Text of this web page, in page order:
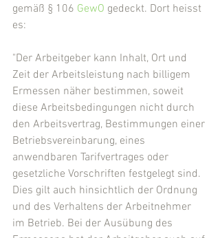
gemäß § 106 GewO gedeckt. Dort heisst
es:
"Der Arbeitgeber kann Inhalt, Ort und
Zeit der Arbeitsleistung nach billigem
Ermessen näher bestimmen, soweit
diese Arbeitsbedingungen nicht durch
den Arbeitsvertrag, Bestimmungen einer
Betriebsvereinbarung, eines
anwendbaren Tarifvertrages oder
gesetzliche Vorschriften festgelegt sind.
Dies gilt auch hinsichtlich der Ordnung
und des Verhaltens der Arbeitnehmer
im Betrieb. Bei der Ausübung des